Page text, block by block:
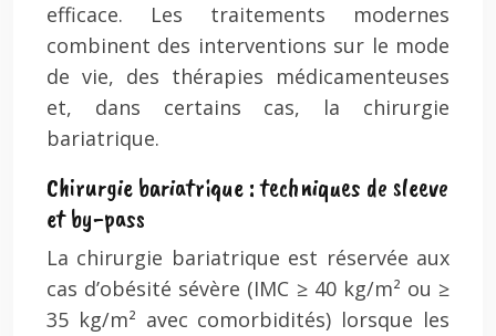
efficace. Les traitements modernes
combinent des interventions sur le mode
de vie, des thérapies médicamenteuses
et, dans certains cas, la chirurgie
bariatrique.
Chirurgie bariatrique : techniques de sleeve
et by-pass
La chirurgie bariatrique est réservée aux
cas d’obésité sévère (IMC ≥ 40 kg/m² ou ≥
35 kg/m² avec comorbidités) lorsque les